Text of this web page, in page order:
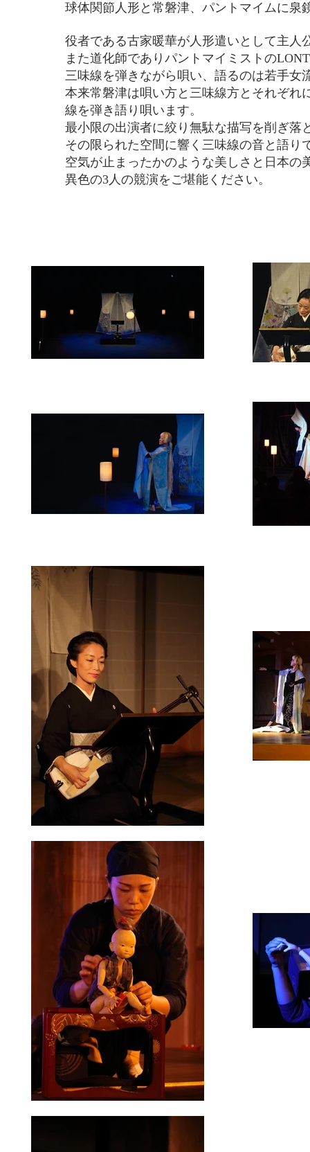
球体関節人形と常磐津、パントマイムに泉
役者である古家暖華が人形遣いとして主人
また道化師でありパントマイミストの
三味線を弾きながら唄い、語るのは若手女
本来常磐津は唄い方と三味線方とそれぞれ
線を弾き語り唄います。
最小限の出演者に絞り 無駄な描写を削ぎ落
その限られた空間に響く三味線の音と語り
空気が止まったかのような美しさと日本の
異色の3人の競演をご堪能ください。